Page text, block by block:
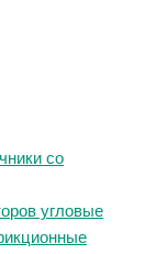
со
угловые